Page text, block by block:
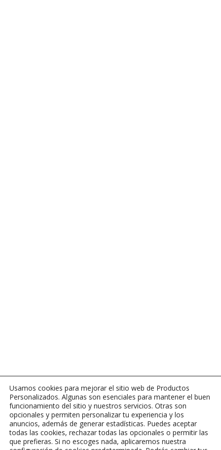
Usamos cookies para mejorar el sitio web de Productos
Personalizados. Algunas son esenciales para mantener el buen
funcionamiento del sitio y nuestros servicios. Otras son
opcionales y permiten personalizar tu experiencia y los
anuncios, además de generar estadísticas. Puedes aceptar
todas las cookies, rechazar todas las opcionales o permitir las
que prefieras. Si no escoges nada, aplicaremos nuestra